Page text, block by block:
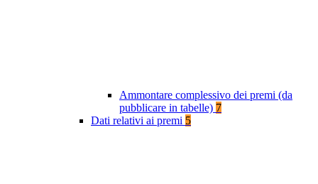
Ammontare complessivo dei premi (da
pubblicare in tabelle) 7
Dati relativi ai premi 5